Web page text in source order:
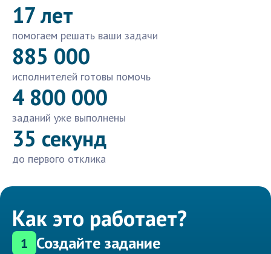
17 лет
помогаем решать ваши задачи
885 000
исполнителей готовы помочь
4 800 000
заданий уже выполнены
35 секунд
до первого отклика
Как это работает?
1 Создайте задание